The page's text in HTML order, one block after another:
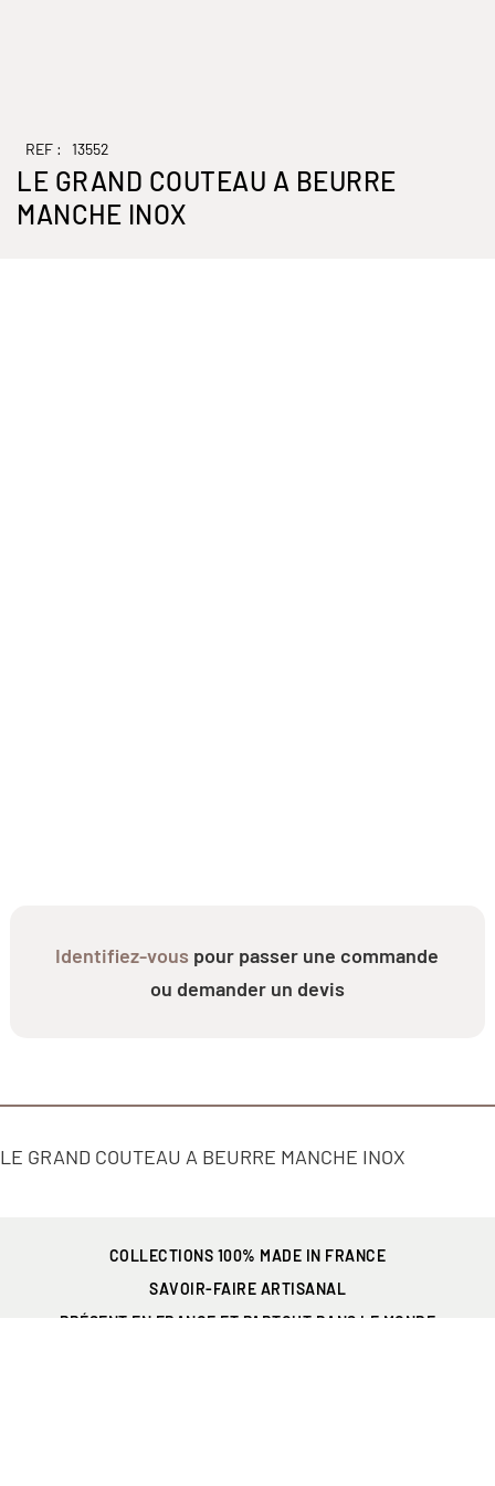
REF : 13552
LE GRAND COUTEAU A BEURRE
MANCHE INOX
Identifiez-vous pour passer une commande
ou demander un devis
LE GRAND COUTEAU A BEURRE MANCHE INOX
COLLECTIONS 100% MADE IN FRANCE
SAVOIR-FAIRE ARTISANAL
PRÉSENT EN FRANCE ET PARTOUT DANS LE MONDE